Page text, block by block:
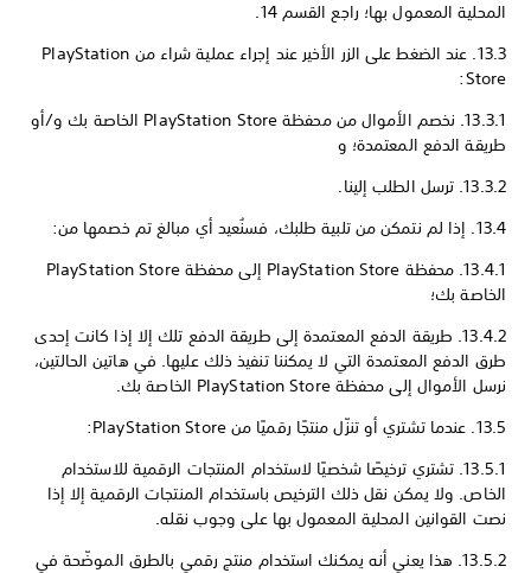
المحلية المعمول بها؛ راجع القسم 14.
13.3. عند الضغط على الزر الأخير عند إجراء عملية شراء من PlayStation
Store:
13.3.1. نخصم الأموال من محفظة PlayStation Store الخاصة بك و/أو
طريقة الدفع المعتمدة؛ و
13.3.2. ترسل الطلب إلينا.
13.4. إذا لم نتمكن من تلبية طلبك، فسنُعيد أي مبالغ تم خصمها من:
13.4.1. محفظة PlayStation Store إلى محفظة PlayStation Store
الخاصة بك؛
13.4.2. طريقة الدفع المعتمدة إلى طريقة الدفع تلك إلا إذا كانت إحدى
طرق الدفع المعتمدة التي لا يمكننا تنفيذ ذلك عليها. في هاتين الحالتين،
نرسل الأموال إلى محفظة PlayStation Store الخاصة بك.
13.5. عندما تشتري أو تنزّل منتجًا رقميًا من PlayStation Store:
13.5.1. تشتري ترخيصًا شخصيًا لاستخدام المنتجات الرقمية للاستخدام
الخاص. ولا يمكن نقل ذلك الترخيص باستخدام المنتجات الرقمية إلا إذا
نصت القوانين المحلية المعمول بها على وجوب نقله.
13.5.2. هذا يعني أنه يمكنك استخدام منتج رقمي بالطرق الموضّحة في